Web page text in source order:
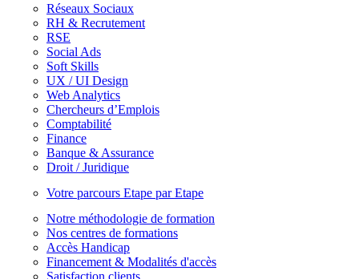
Réseaux Sociaux
RH & Recrutement
RSE
Social Ads
Soft Skills
UX / UI Design
Web Analytics
Chercheurs d’Emplois
Comptabilité
Finance
Banque & Assurance
Droit / Juridique
Votre parcours Etape par Etape
Notre méthodologie de formation
Nos centres de formations
Accès Handicap
Financement & Modalités d'accès
Satisfaction clients